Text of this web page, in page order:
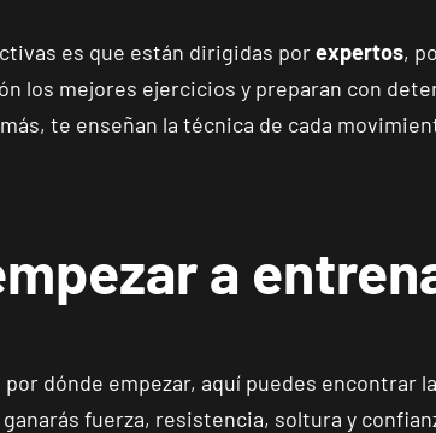
TU CLUB
Málaga
VISITAR
Serralta
53, Palma de Mallorca, Mallorca
es que están dirigidas porexpertos,
los mejores ejercicios y preparan con
te enseñan la técnica de cada
a
dónde empezar, aquí puedes encontrar
ganarás fuerza, resistencia, soltura y